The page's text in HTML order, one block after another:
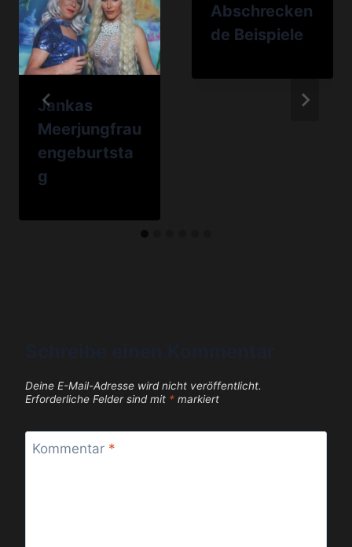
Jankas
Meerjungfrau
engeburtsta
g
Abschrecken
de Beispiele
Deine E-Mail-Adresse wird nicht veröffentlicht.
Erforderliche Felder sind mit * markiert
Kommentar *